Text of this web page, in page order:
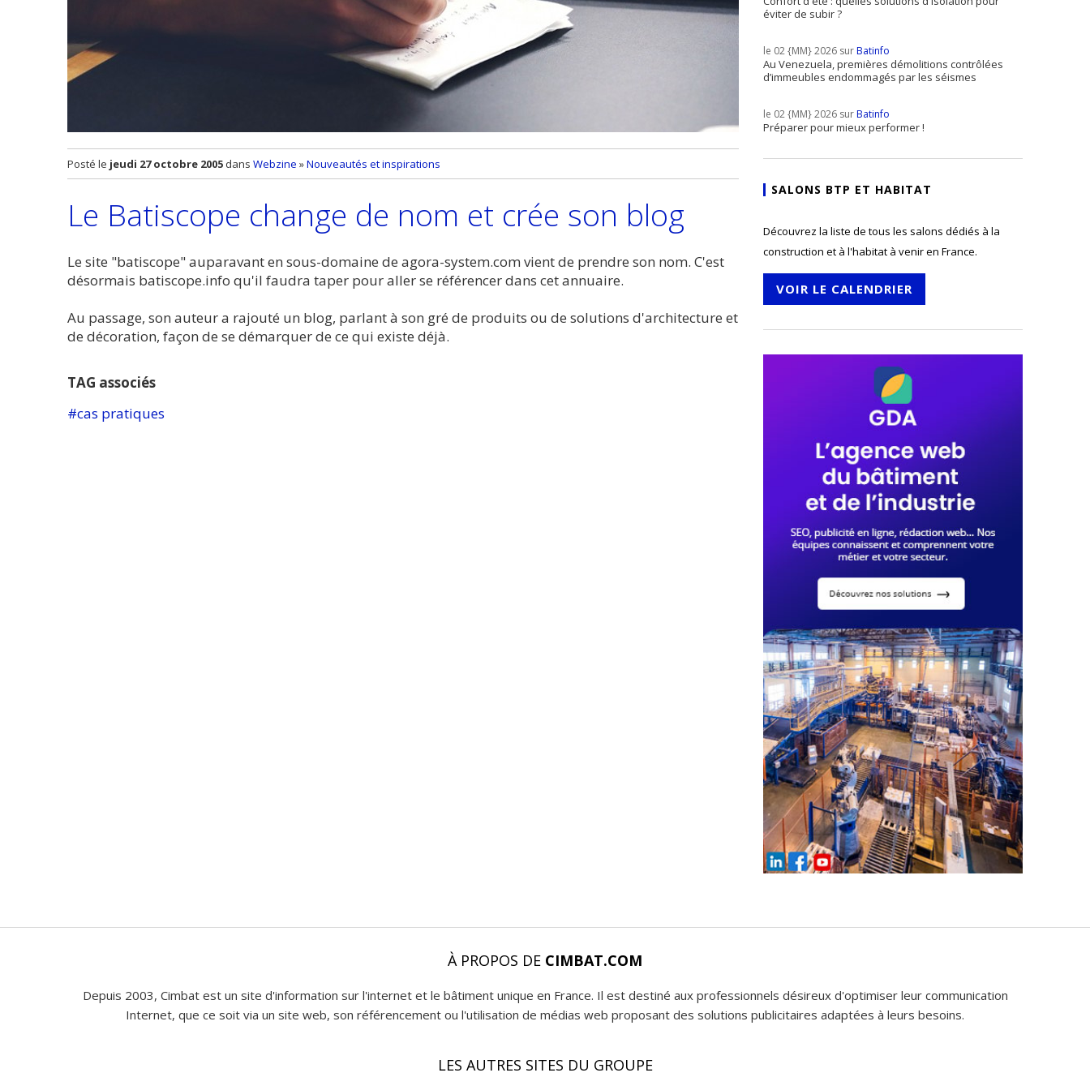
Posté le jeudi 27 octobre 2005 dans Webzine »Nouveautés et inspirations
Le Batiscope change de nom et crée son blog
Le site "batiscope" auparavant en sous-domaine de agora-system.com vient de prendre son nom. C'est
désormais batiscope.info qu'il faudra taper pour aller se référencer dans cet annuaire.
Au passage, son auteur a rajouté un blog, parlant à son gré de produits ou de solutions d'architecture et
de décoration, façon de se démarquer de ce qui existe déjà.
TAG associés
cas pratiques
éviter de subir ?
le 02 {MM} 2026 surBatinfo
Au Venezuela, premières démolitions contrôlées
d’immeubles endommagés par les séismes
le 02 {MM} 2026 surBatinfo
Préparer pour mieux performer !
SALONS BTP ET HABITAT
Découvrez la liste de tous les salons dédiés à la
construction et à l'habitat à venir en France.
VOIR LE CALENDRIER
À PROPOS DE CIMBAT.COM
Depuis 2003, Cimbat est un site d'information sur l'internet et le bâtiment unique en France. Il est destiné aux professionnels désireux d'optimiser leur communication
Internet, que ce soit via un site web, son référencement ou l'utilisation de médias web proposant des solutions publicitaires adaptées à leurs besoins.
LES AUTRES SITES DU GROUPE